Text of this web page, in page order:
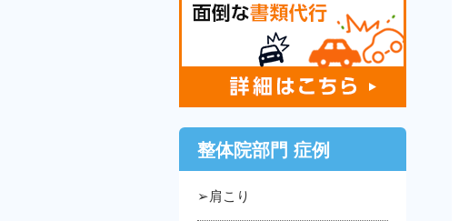
整体院部門 症例
➢肩こり